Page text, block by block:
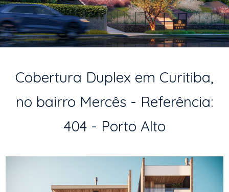
Cobertura Duplex em Curitiba,
no bairro Mercês - Referência:
404 - Porto Alto